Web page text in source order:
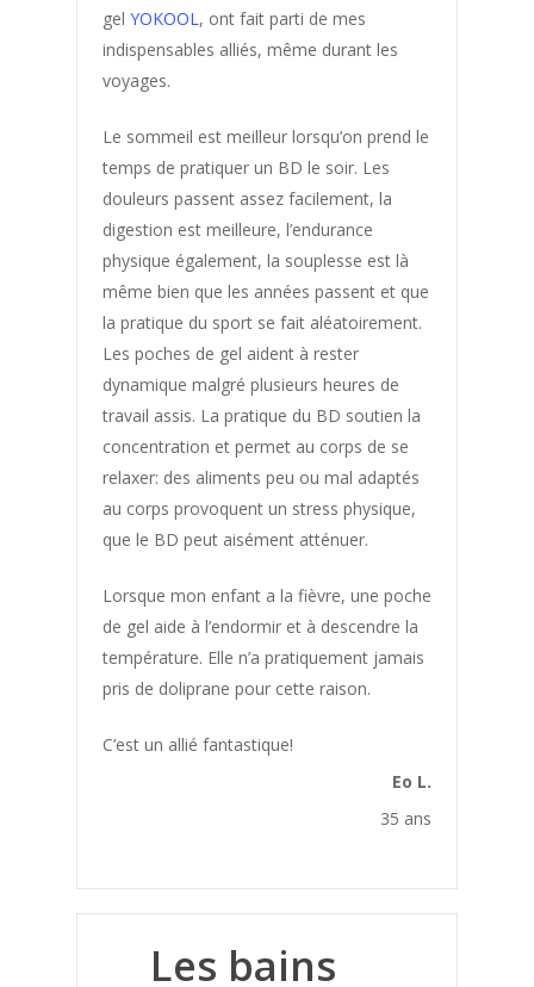
gel YOKOOL, ont fait parti de mes
indispensables alliés, même durant les
voyages.
Le sommeil est meilleur lorsqu’on prend le
temps de pratiquer un BD le soir. Les
douleurs passent assez facilement, la
digestion est meilleure, l’endurance
physique également, la souplesse est là
même bien que les années passent et que
la pratique du sport se fait aléatoirement.
Les poches de gel aident à rester
dynamique malgré plusieurs heures de
travail assis. La pratique du BD soutien la
concentration et permet au corps de se
relaxer: des aliments peu ou mal adaptés
au corps provoquent un stress physique,
que le BD peut aisément atténuer.
Lorsque mon enfant a la fièvre, une poche
de gel aide à l’endormir et à descendre la
température. Elle n’a pratiquement jamais
pris de doliprane pour cette raison.
C’est un allié fantastique!
Eo L.
35 ans
Les bains
Beaute
Bienfaits Bain Dérivatif
Bonne Forme
Bonne Santé
Boulimie
Calcification
Cellulite
Chaleur
Cheveux
Cheville Gonflée
Cicatrisation
Circulation Sanguine
Concentration
Condition physique
Cors au pied
Crampes